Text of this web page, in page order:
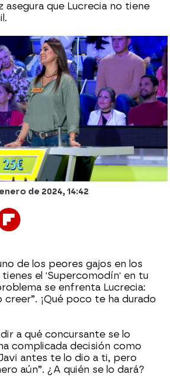
asegura que Lucrecia no tiene
espontáneo en directo en
sorprende con una
de Chopin al
de 2024, 14:42
Flipboard
de los peores gajos en los
el 'Supercomodín' en tu
se enfrenta Lucrecia:
creer”. ¡Qué poco te ha durado
a qué concursante se lo
complicada decisión como
antes te lo dio a ti, pero
aún”. ¿A quién se lo dará?